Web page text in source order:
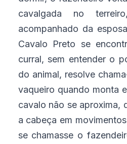
cavalgada no
acompanhado da
Cavalo Preto se
curral, sem entender o
do animal, resolve
vaqueiro quando monta
cavalo não se aproxima,
a cabeça em
se chamasse o